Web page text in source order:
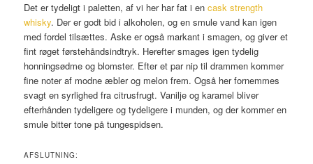
Det er tydeligt i paletten, af vi her har fat i encask strength
whisky. Der er godt bid i alkoholen, og en smule vand kan igen
med fordel tilsættes. Aske er også markant i smagen, og giver et
fint røget førstehåndsindtryk. Herefter smages igen tydelig
honningsødme og blomster. Efter et par nip til drammen kommer
fine noter af modne æbler og melon frem. Også her fornemmes
svagt en syrlighed fra citrusfrugt. Vanilje og karamel bliver
efterhånden tydeligere og tydeligere i munden, og der kommer en
smule bitter tone på tungespidsen.
AFSLUTNING: